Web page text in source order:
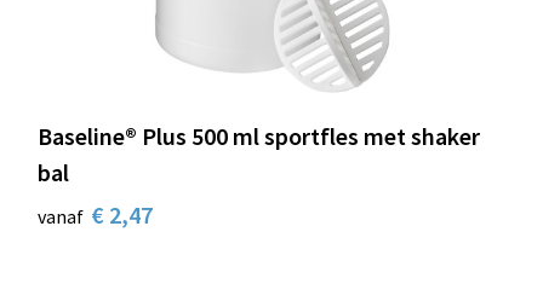
Baseline® Plus 500 ml sportfles met shaker
bal
vanaf € 2,47